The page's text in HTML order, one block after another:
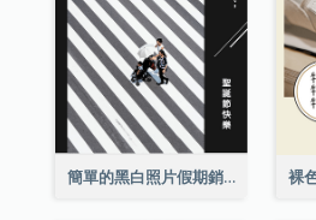
簡單的黑白照片假期銷售海報